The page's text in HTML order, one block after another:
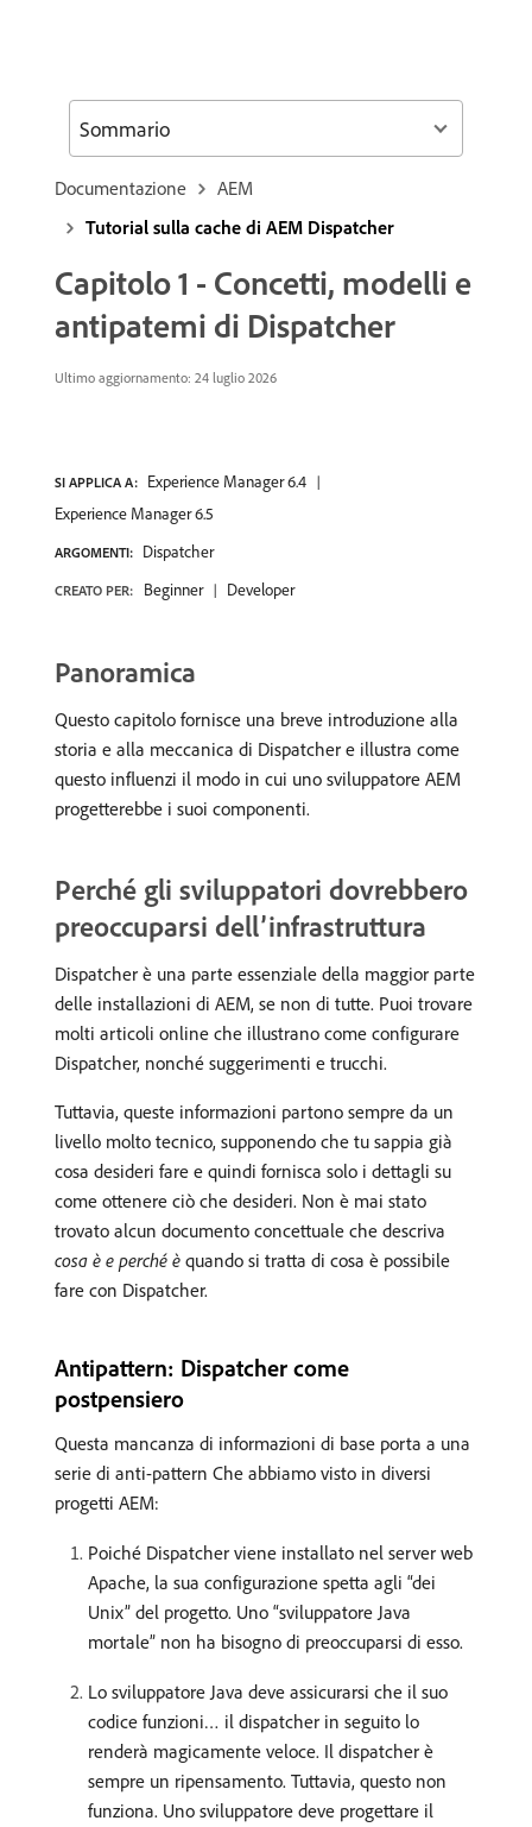
Documentazione
AEM
Tutorial sulla cache di AEM Dispatcher
Capitolo 1 - Concetti, modelli e
antipatemi di Dispatcher
Ultimo aggiornamento: 24 luglio 2026
SI APPLICA A: Experience Manager 6.4
Experience Manager 6.5
ARGOMENTI: Dispatcher
CREATO PER: Beginner Developer
Panoramica
Questo capitolo fornisce una breve introduzione alla
storia e alla meccanica di Dispatcher e illustra come
questo influenzi il modo in cui uno sviluppatore AEM
progetterebbe i suoi componenti.
Perché gli sviluppatori dovrebbero
preoccuparsi dell’infrastruttura
Dispatcher è una parte essenziale della maggior parte
delle installazioni di AEM, se non di tutte. Puoi trovare
molti articoli online che illustrano come configurare
Dispatcher, nonché suggerimenti e trucchi.
Tuttavia, queste informazioni partono sempre da un
livello molto tecnico, supponendo che tu sappia già
cosa desideri fare e quindi fornisca solo i dettagli su
come ottenere ciò che desideri. Non è mai stato
trovato alcun documento concettuale che descriva
cosa è e perché è quando si tratta di cosa è possibile
fare con Dispatcher.
Antipattern: Dispatcher come
postpensiero
Questa mancanza di informazioni di base porta a una
serie di anti-pattern Che abbiamo visto in diversi
progetti AEM:
Poiché Dispatcher viene installato nel server web
Apache, la sua configurazione spetta agli “dei
Unix” del progetto. Uno “sviluppatore Java
mortale” non ha bisogno di preoccuparsi di esso.
Lo sviluppatore Java deve assicurarsi che il suo
codice funzioni… il dispatcher in seguito lo
renderà magicamente veloce. Il dispatcher è
sempre un ripensamento. Tuttavia, questo non
funziona. Uno sviluppatore deve progettare il
Sommario